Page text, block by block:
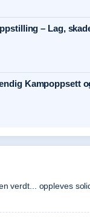
– Lag,
Kampoppsett
verdt... oppleves